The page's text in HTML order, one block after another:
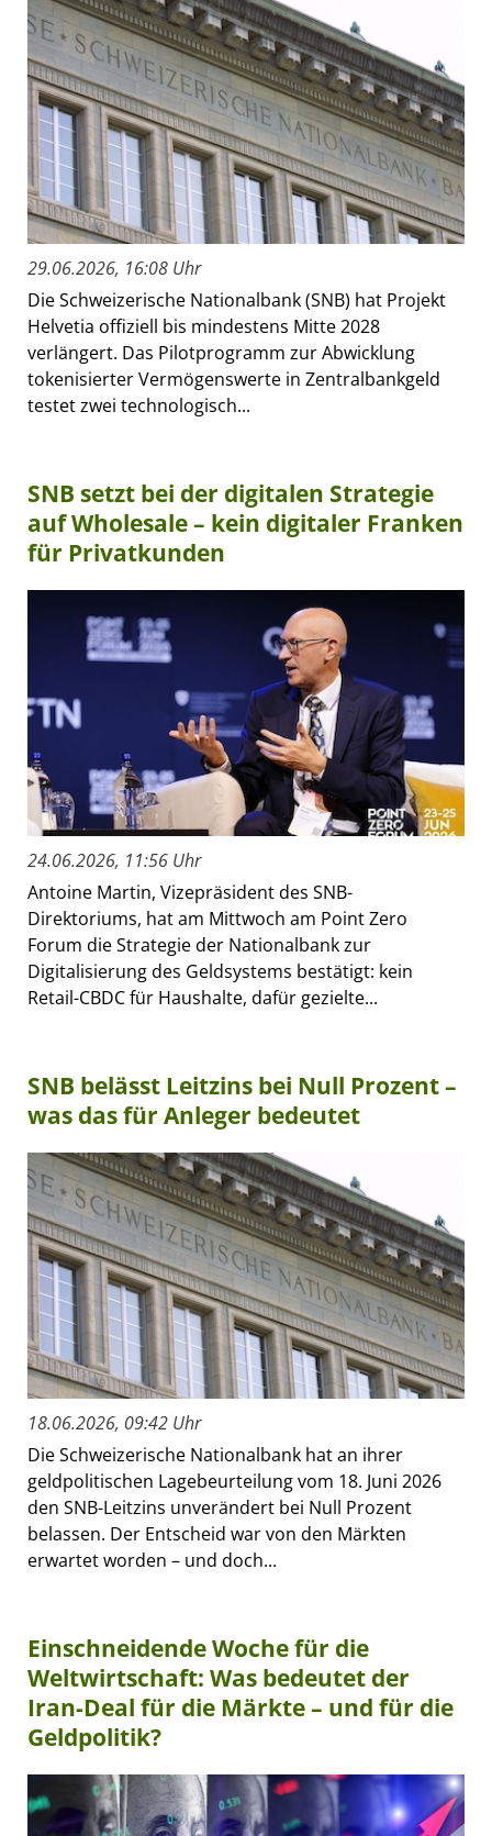
29.06.2026, 16:08 Uhr
Die Schweizerische Nationalbank (SNB) hat Projekt
Helvetia offiziell bis mindestens Mitte 2028
verlängert. Das Pilotprogramm zur Abwicklung
tokenisierter Vermögenswerte in Zentralbankgeld
testet zwei technologisch...
SNB setzt bei der digitalen Strategie
auf Wholesale – kein digitaler Franken
für Privatkunden
24.06.2026, 11:56 Uhr
Antoine Martin, Vizepräsident des SNB-
Direktoriums, hat am Mittwoch am Point Zero
Forum die Strategie der Nationalbank zur
Digitalisierung des Geldsystems bestätigt: kein
Retail-CBDC für Haushalte, dafür gezielte...
SNB belässt Leitzins bei Null Prozent –
was das für Anleger bedeutet
18.06.2026, 09:42 Uhr
Die Schweizerische Nationalbank hat an ihrer
geldpolitischen Lagebeurteilung vom 18. Juni 2026
den SNB-Leitzins unverändert bei Null Prozent
belassen. Der Entscheid war von den Märkten
erwartet worden – und doch...
Einschneidende Woche für die
Weltwirtschaft: Was bedeutet der
Iran-Deal für die Märkte – und für die
Geldpolitik?